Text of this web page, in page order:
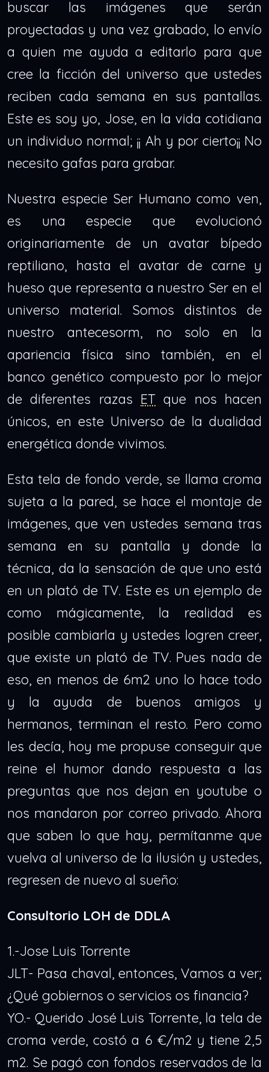
buscar las imágenes que serán
proyectadas y una vez grabado, lo envío
a quien me ayuda a editarlo para que
cree la ficción del universo que ustedes
reciben cada semana en sus pantallas.
Este es soy yo, Jose, en la vida cotidiana
un individuo normal; ¡¡ Ah y por cierto¡¡ No
necesito gafas para grabar.
Nuestra especie Ser Humano como ven,
es una especie que evolucionó
originariamente de un avatar bípedo
reptiliano, hasta el avatar de carne y
hueso que representa a nuestro Ser en el
universo material. Somos distintos de
nuestro antecesorm, no solo en la
apariencia física sino también, en el
banco genético compuesto por lo mejor
de diferentes razas ET que nos hacen
únicos, en este Universo de la dualidad
energética donde vivimos.
Esta tela de fondo verde, se llama croma
sujeta a la pared, se hace el montaje de
imágenes, que ven ustedes semana tras
semana en su pantalla y donde la
técnica, da la sensación de que uno está
en un plató de TV. Este es un ejemplo de
como mágicamente, la realidad es
posible cambiarla y ustedes logren creer,
que existe un plató de TV. Pues nada de
eso, en menos de 6m2 uno lo hace todo
y la ayuda de buenos amigos y
hermanos, terminan el resto. Pero como
les decía, hoy me propuse conseguir que
reine el humor dando respuesta a las
preguntas que nos dejan en youtube o
nos mandaron por correo privado. Ahora
que saben lo que hay, permítanme que
vuelva al universo de la ilusión y ustedes,
regresen de nuevo al sueño:
Consultorio LOH de DDLA
1.-Jose Luis Torrente
JLT- Pasa chaval, entonces, Vamos a ver;
¿Qué gobiernos o servicios os financia?
YO.- Querido José Luis Torrente, la tela de
croma verde, costó a 6 €/m2 y tiene 2,5
m2. Se pagó con fondos reservados de la